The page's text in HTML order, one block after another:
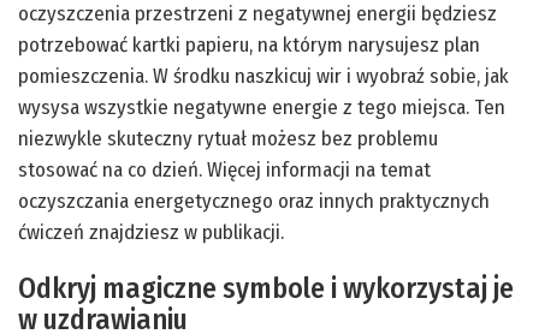
oczyszczenia przestrzeni z negatywnej energii będziesz
potrzebować kartki papieru, na którym narysujesz plan
pomieszczenia. W środku naszkicuj wir i wyobraź sobie, jak
wysysa wszystkie negatywne energie z tego miejsca. Ten
niezwykle skuteczny rytuał możesz bez problemu
stosować na co dzień. Więcej informacji na temat
oczyszczania energetycznego oraz innych praktycznych
ćwiczeń znajdziesz w publikacji.
Odkryj magiczne symbole i wykorzystaj je
w uzdrawianiu